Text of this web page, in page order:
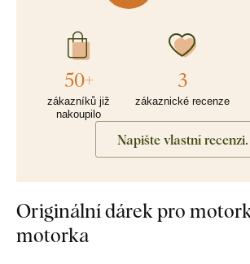
50+
zákazníků již
nakoupilo
3
zákaznické recenze
Napište vlastní recenzi.
Originální dárek pro
motorka